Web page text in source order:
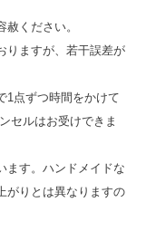
ください。
りますが、若干誤差が
1点ずつ時間をかけて
セルはお受けできま
ます。ハンドメイドな
がりとは異なりますの